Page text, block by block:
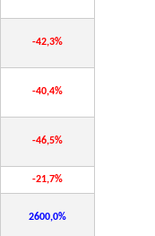
-42,3%
-40,4%
-46,5%
-21,7%
2600,0%